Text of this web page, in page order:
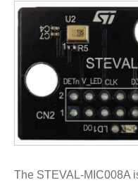
The STEVAL-MIC008A